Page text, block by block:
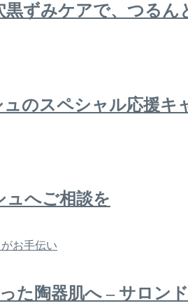
ずみケアで、つるん
のスペシャル応援キ
ュへご相談を
た陶器肌へ – サロン